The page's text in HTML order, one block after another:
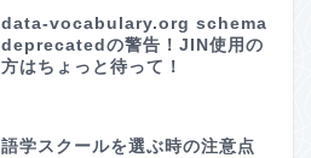
data-vocabulary.org schema
deprecatedの警告！JIN使用の
方はちょっと待って！
語学スクールを選ぶ時の注意点